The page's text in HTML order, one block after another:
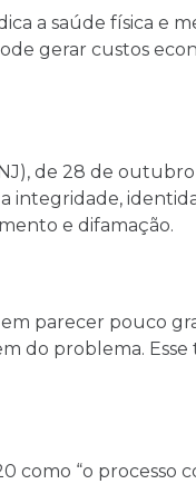
a saúde física e
gerar custos
de 28 de
e difamação.
parecer pouco
problema.
como “o